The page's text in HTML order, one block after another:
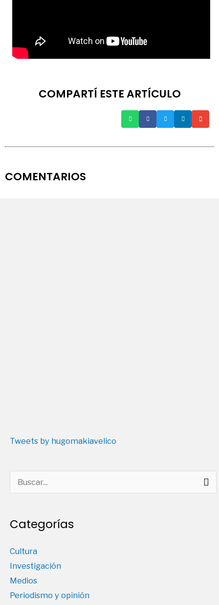
COMPARTÍ ESTE ARTÍCULO
COMENTARIOS
Tweets by hugomakiavelico
Buscar
Categorías
Cultura
Investigación
Medios
Periodismo y opinión